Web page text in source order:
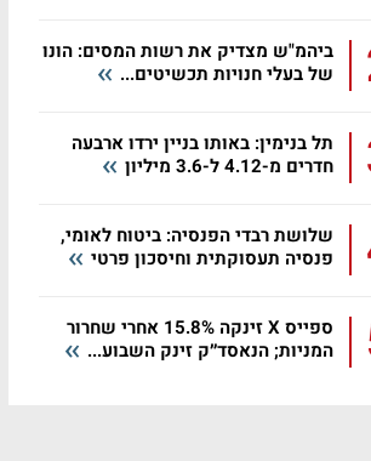
ביהמ"ש מצדיק את רשות המסים: הונו
של בעלי חנויות תכשיטים...
תל בנימין: באותו בניין ירדו ארבעה
חדרים מ-4.12 ל-3.6 מיליון
שלושת רבדי הפנסיה: ביטוח לאומי,
פנסיה תעסוקתית וחיסכון פרטי
ספייס X זינקה 15.8% אחרי שחרור
המניות; הנאסד״ק זינק השבוע...